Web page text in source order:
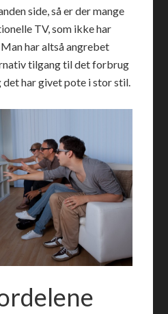
side, så er der mange
TV, som ikke har
har altså angrebet
tilgang til det forbrug
det har givet pote i stor stil.